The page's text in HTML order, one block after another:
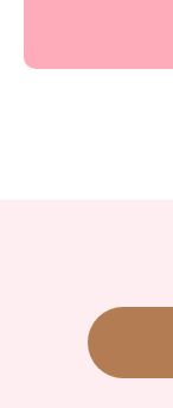
ご宿泊・ご飲食
タウン情報（グ